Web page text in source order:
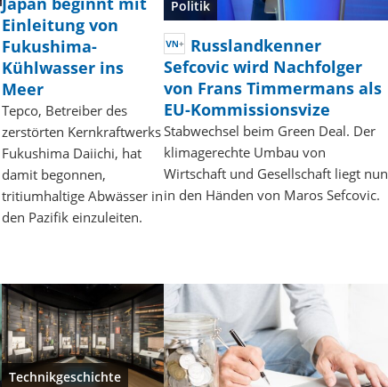
Einleitung von
Fukushima-
Kühlwasser ins
Meer
Tepco, Betreiber des
zerstörten Kernkraftwerks
Fukushima Daiichi, hat
damit begonnen,
tritiumhaltige Abwässer in
den Pazifik einzuleiten.
Politik
Russlandkenner
Sefcovic wird Nachfolger
von Frans Timmermans als
EU-Kommissionsvize
Stabwechsel beim Green Deal. Der
klimagerechte Umbau von
Wirtschaft und Gesellschaft liegt nun
in den Händen von Maros Sefcovic.
Technikgeschichte